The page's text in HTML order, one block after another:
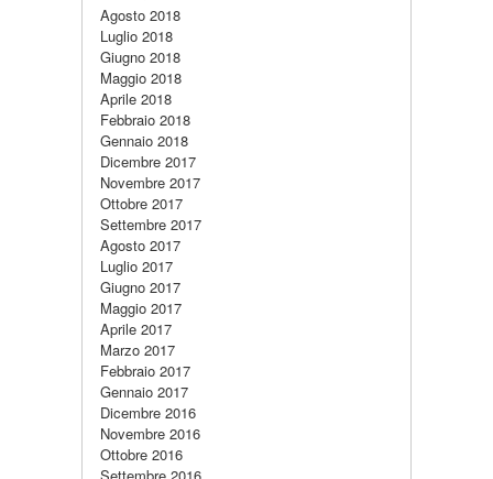
Agosto 2018
Luglio 2018
Giugno 2018
Maggio 2018
Aprile 2018
Febbraio 2018
Gennaio 2018
Dicembre 2017
Novembre 2017
Ottobre 2017
Settembre 2017
Agosto 2017
Luglio 2017
Giugno 2017
Maggio 2017
Aprile 2017
Marzo 2017
Febbraio 2017
Gennaio 2017
Dicembre 2016
Novembre 2016
Ottobre 2016